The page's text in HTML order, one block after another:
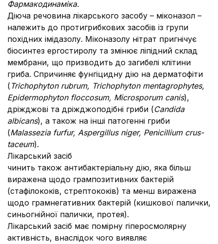
Фармакодинаміка.
Діюча речовина лікарського засобу – міконазол –
належить до протигрибкових засобів із групи
похідних імідазолу. Міконазолу нітрат пригнічує
біосинтез ергостиролу та змінює ліпідний склад
мембрани, що призводить до загибелі клітини
гриба. Спричиняє фунгіцидну дію на дерматофіти
( Trichophyton rubrum, Trichophyton mentagrophytes,
Epidermophyton floccosum, Microsporum canis),
дріжджові та дріжджоподібні гриби (Candida
albicans), а також на інші патогенні гриби
(Malassezia furfur, Aspergillus niger, Penicillium crus-
taceum).
Лікарський засіб
чинить також антибактеріальну дію, яка більш
виражена щодо грампозитивних бактерій
(стафілококів, стрептококів) та менш виражена
щодо грамнегативних бактерій (кишкової палички,
синьогнійної палички, протея).
Лікарський засіб має помірну гіперосмолярну
активність, внаслідок чого виявляє